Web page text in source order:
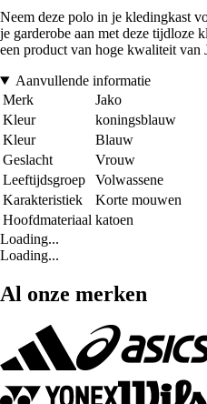
Neem deze polo in je kledingkast
je garderobe aan met deze tijdloze
een product van hoge kwaliteit van
Aanvullende informatie
Merk
Jako
Kleur
koningsblauw
Kleur
Blauw
Geslacht
Vrouw
Leeftijdsgroep
Volwassene
Karakteristiek
Korte mouwen
Hoofdmateriaal katoen
Loading...
Loading...
Al onze merken